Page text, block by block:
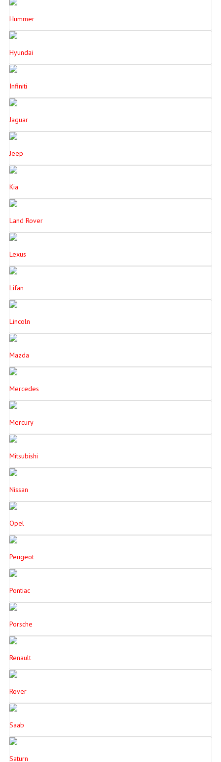
Hummer
Hyundai
Infiniti
Jaguar
Jeep
Kia
Land Rover
Lexus
Lifan
Lincoln
Mazda
Mercedes
Mercury
Mitsubishi
Nissan
Opel
Peugeot
Pontiac
Porsche
Renault
Rover
Saab
Saturn